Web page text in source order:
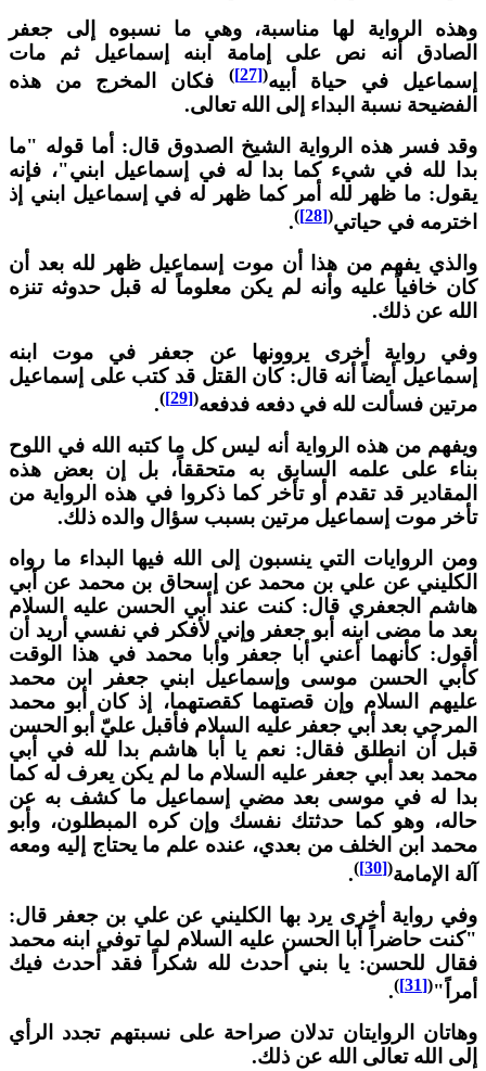
الرواية لها مناسبة، وهي ما نسبوه إلى جعفر
أنه نص على إمامة ابنه إسماعيل ثم مات
في حياة أبيه
)فكان المخرج من هذه
نسبة البداء إلى الله تعالى.
فسر هذه الرواية الشيخ الصدوق قال: أما قوله "ما
لله في شيء كما بدا له في إسماعيل ابني"، فإنه
ما ظهر لله أمر كما ظهر له في إسماعيل ابني إذ
في حياتي
)
.
يفهم من هذا أن موت إسماعيل ظهر لله بعد أن
خافياً عليه وأنه لم يكن معلوماً له قبل حدوثه تنزه
عن ذلك.
رواية أخرى يروونها عن جعفر في موت ابنه
أيضاً أنه قال: كان القتل قد كتب على إسماعيل
فسألت لله في دفعه فدفعه
)
.
من هذه الرواية أنه ليس كل ما كتبه الله في اللوح
على علمه السابق به متحققاً، بل إن بعض هذه
قد تقدم أو تأخر كما ذكروا في هذه الرواية من
موت إسماعيل مرتين بسبب سؤال والده ذلك.
الروايات التي ينسبون إلى الله فيها البداء ما رواه
عن علي بن محمد عن إسحاق بن محمد عن أبي
الجعفري قال: كنت عند أبي الحسن عليه السلام
ما مضى ابنه أبو جعفر وإني لأفكر في نفسي أريد أن
كأنهما أعني أبا جعفر وأبا محمد في هذا الوقت
الحسن موسى وإسماعيل ابني جعفر ابن محمد
السلام وإن قصتهما كقصتهما، إذ كان أبو محمد
بعد أبي جعفر عليه السلام فأقبل عليّ أبو الحسن
أن انطلق فقال: نعم يا أبا هاشم بدا لله في أبي
بعد أبي جعفر عليه السلام ما لم يكن يعرف له كما
له في موسى بعد مضي إسماعيل ما كشف به عن
وهو كما حدثتك نفسك وإن كره المبطلون، وأبو
ابن الخلف من بعدي، عنده علم ما يحتاج إليه ومعه
الإمامة (
[30]
)
.
رواية أخرى يرد بها الكليني عن علي بن جعفر قال:
حاضراً أبا الحسن عليه السلام لما توفي ابنه محمد
للحسن: يا بني أحدث لله شكراً فقد أحدث فيك
(
[31]
)
.
الروايتان تدلان صراحة على نسبتهم تجدد الرأي
الله تعالى الله عن ذلك.